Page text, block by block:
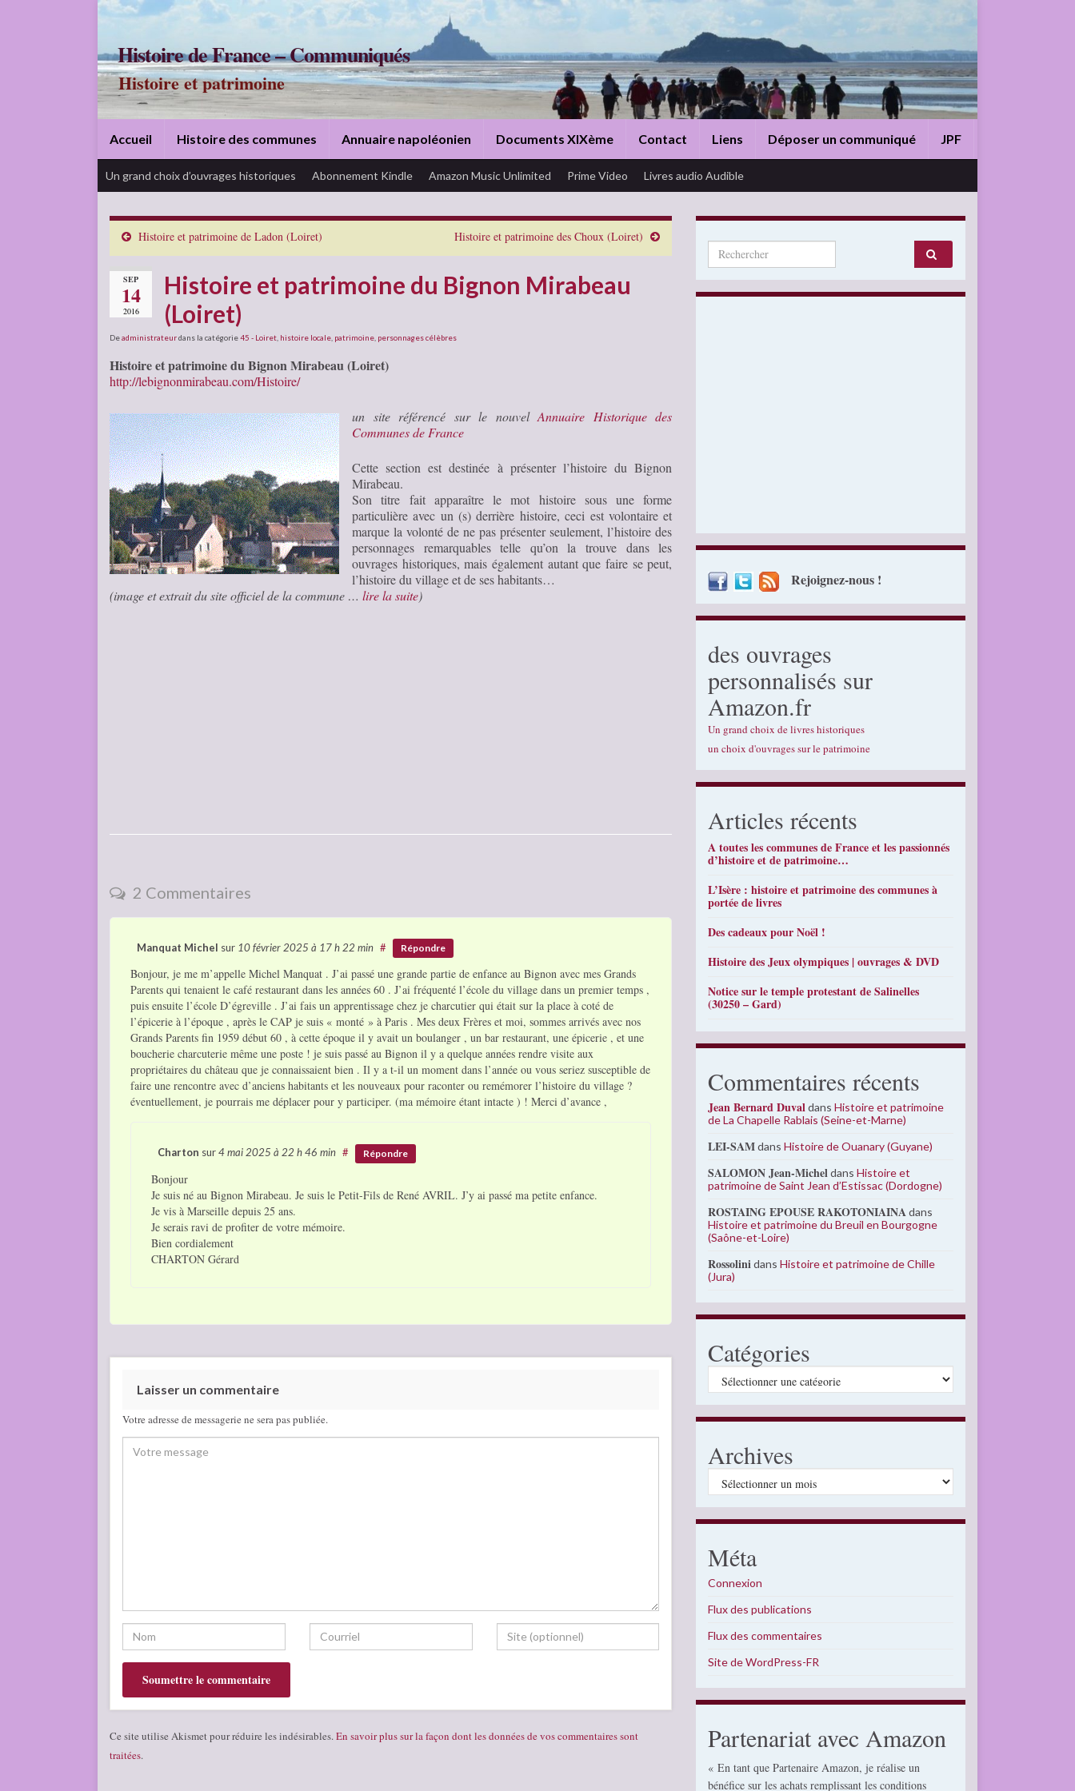
Histoire de France – Communiqués
Histoire et patrimoine
Accueil Histoire des communes Annuaire napoléonien Documents XIXème Contact Liens Déposer un communiqué JPF
Un grand choix d’ouvrages historiques Abonnement Kindle Amazon Music Unlimited Prime Video Livres audio Audible
Histoire et patrimoine de Ladon (Loiret) Histoire et patrimoine des Choux (Loiret)
SEP
14
2016
Histoire et patrimoine du Bignon Mirabeau
(Loiret)
Deadministrateurdans la catégorie45 - Loiret histoire locale patrimoine personnages célèbres
Histoire et patrimoine du Bignon Mirabeau (Loiret)
http://lebignonmirabeau.com/Histoire/
un site référencé sur le nouvelAnnuaire Historique des
Communes de France
Cette section est destinée à présenter l’histoire du Bignon
Mirabeau.
Son titre fait apparaître le mot histoire sous une forme
particulière avec un (s) derrière histoire, ceci est volontaire et
marque la volonté de ne pas présenter seulement, l’histoire des
personnages remarquables telle qu’on la trouve dans les
ouvrages historiques, mais également autant que faire se peut,
l’histoire du village et de ses habitants…
(image et extrait du site officiel de la commune … lire la suite)
2 Commentaires
Manquat Michel sur 10 février 2025 à 17 h 22 min # Répondre
Bonjour, je me m’appelle Michel Manquat . J’ai passé une grande partie de enfance au Bignon avec mes Grands
Parents qui tenaient le café restaurant dans les années 60 . J’ai fréquenté l’école du village dans un premier temps ,
puis ensuite l’école D’égreville . J’ai fais un apprentissage chez je charcutier qui était sur la place à coté de
l’épicerie à l’époque , après le CAP je suis « monté » à Paris . Mes deux Frères et moi, sommes arrivés avec nos
Grands Parents fin 1959 début 60 , à cette époque il y avait un boulanger , un bar restaurant, une épicerie , et une
boucherie charcuterie même une poste ! je suis passé au Bignon il y a quelque années rendre visite aux
propriétaires du château que je connaissaient bien . Il y a t-il un moment dans l’année ou vous seriez susceptible de
faire une rencontre avec d’anciens habitants et les nouveaux pour raconter ou remémorer l’histoire du village ?
éventuellement, je pourrais me déplacer pour y participer. (ma mémoire étant intacte ) ! Merci d’avance ,
Charton sur4 mai 2025 à 22 h 46 min # Répondre
Bonjour
Je suis né au Bignon Mirabeau. Je suis le Petit-Fils de René AVRIL. J’y ai passé ma petite enfance.
Je vis à Marseille depuis 25 ans.
Je serais ravi de profiter de votre mémoire.
Bien cordialement
CHARTON Gérard
Laisser un commentaire
Votre adresse de messagerie ne sera pas publiée.
Ce site utilise Akismet pour réduire les indésirables.En savoir plus sur la façon dont les données de vos commentaires sont
traitées.
Search for:
Rejoignez-nous !
des ouvrages
personnalisés sur
Amazon.fr
Un grand choix de livres historiques
un choix d'ouvrages sur le patrimoine
Articles récents
A toutes les communes de France et les passionnés
d’histoire et de patrimoine…
L’Isère : histoire et patrimoine des communes à
portée de livres
Des cadeaux pour Noël !
Histoire des Jeux olympiques | ouvrages & DVD
Notice sur le temple protestant de Salinelles
(30250 – Gard)
Commentaires récents
Jean Bernard DuvaldansHistoire et patrimoine
de La Chapelle Rablais (Seine-et-Marne)
LEI-SAMdansHistoire de Ouanary (Guyane)
SALOMON Jean-MicheldansHistoire et
patrimoine de Saint Jean d’Estissac (Dordogne)
ROSTAING EPOUSE RAKOTONIAINAdans
Histoire et patrimoine du Breuil en Bourgogne
(Saône-et-Loire)
RossolinidansHistoire et patrimoine de Chille
(Jura)
Catégories
Catégories
Archives
Archives
Méta
Connexion
Flux des publications
Flux des commentaires
Site de WordPress-FR
Partenariat avec Amazon
« En tant que Partenaire Amazon, je réalise un
bénéfice sur les achats remplissant les conditions